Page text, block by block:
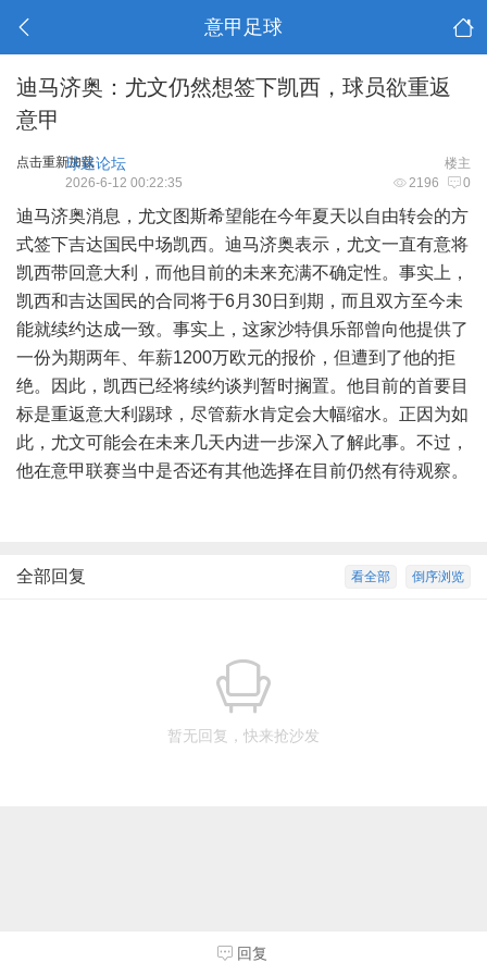
意甲足球
迪马济奥：尤文仍然想签下凯西，球员欲重返
意甲
点击重新加载 楼主
球迷论坛
2196 0
2026-6-12 00:22:35
迪马济奥消息，尤文图斯希望能在今年夏天以自由转会的方
式签下吉达国民中场凯西。迪马济奥表示，尤文一直有意将
凯西带回意大利，而他目前的未来充满不确定性。事实上，
凯西和吉达国民的合同将于6月30日到期，而且双方至今未
能就续约达成一致。事实上，这家沙特俱乐部曾向他提供了
一份为期两年、年薪1200万欧元的报价，但遭到了他的拒
绝。因此，凯西已经将续约谈判暂时搁置。他目前的首要目
标是重返意大利踢球，尽管薪水肯定会大幅缩水。正因为如
此，尤文可能会在未来几天内进一步深入了解此事。不过，
他在意甲联赛当中是否还有其他选择在目前仍然有待观察。
倒序浏览
看全部
全部回复
暂无回复，快来抢沙发
回复